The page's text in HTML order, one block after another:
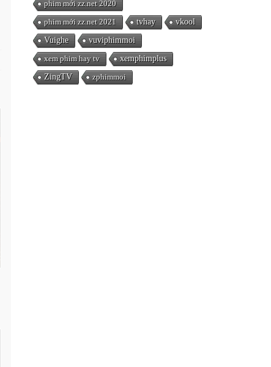
phim mới zz.net 2020
phim mới zz.net 2021
tvhay
vkool
Vuighe
vuviphimmoi
xem phim hay tv
xemphimplus
ZingTV
zphimmoi